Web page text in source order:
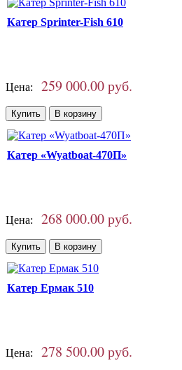
Катер Sprinter-Fish 610
Цена: 259 000.00 руб.
Катер «Wyatboat-470П»
Цена: 268 000.00 руб.
Катер Ермак 510
Цена: 278 500.00 руб.